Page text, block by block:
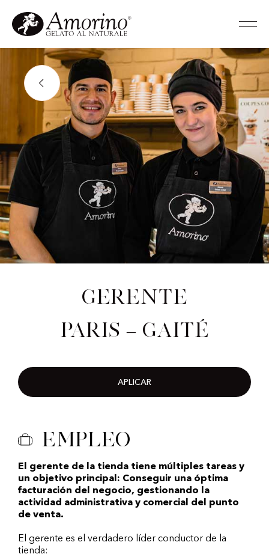
Gerente
Paris – Gaité
APLICAR
Empleo
El gerente de la tienda tiene múltiples tareas y
un objetivo principal: Conseguir una óptima
facturación del negocio, gestionando la
actividad administrativa y comercial del punto
de venta.
El gerente es el verdadero líder conductor de la
tienda: